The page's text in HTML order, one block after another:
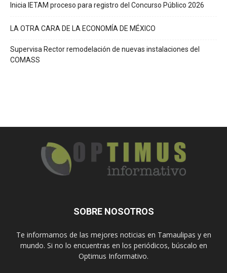
Inicia IETAM proceso para registro del Concurso Público 2026
LA OTRA CARA DE LA ECONOMÍA DE MÉXICO
Supervisa Rector remodelación de nuevas instalaciones del
COMASS
SOBRE NOSOTROS
Te informamos de las mejores noticias en Tamaulipas y en
mundo. Si no lo encuentras en los periódicos, búscalo en
Optimus Informativo.